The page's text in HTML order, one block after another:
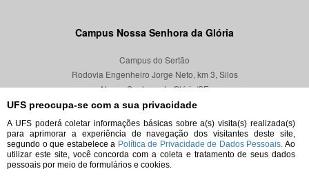
UFS preocupa-se com a sua privacidade
A UFS poderá coletar informações básicas sobre a(s) visita(s) realizada(s)
para aprimorar a experiência de navegação dos visitantes deste site,
segundo o que estabelece a Política de Privacidade de Dados Pessoais. Ao
utilizar este site, você concorda com a coleta e tratamento de seus dados
pessoais por meio de formulários e cookies.
Campus Nossa Senhora da Glória
Campus do Sertão
Rodovia Engenheiro Jorge Neto, km 3, Silos
Nossa Senhora da Glória/SE
CEP 49680-000
Localização